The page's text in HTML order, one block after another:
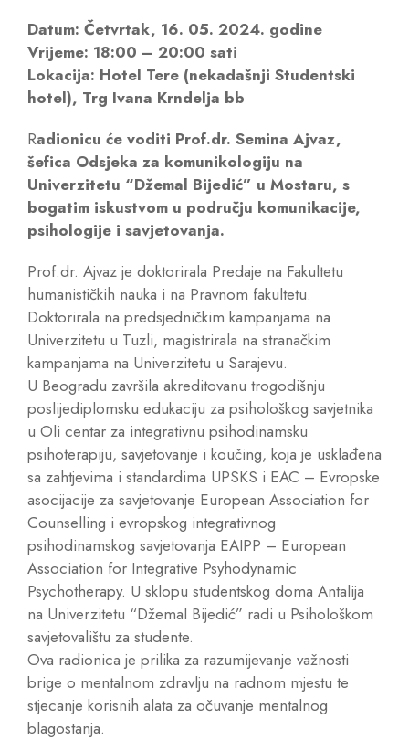
Datum: Četvrtak, 16. 05. 2024. godine
Vrijeme: 18:00 – 20:00 sati
Lokacija: Hotel Tere (nekadašnji Studentski
hotel), Trg Ivana Krndelja bb
Radionicu će voditi Prof.dr. Semina Ajvaz,
šefica Odsjeka za komunikologiju na
Univerzitetu “Džemal Bijedić” u Mostaru, s
bogatim iskustvom u području komunikacije,
psihologije i savjetovanja.
Prof.dr. Ajvaz je doktorirala Predaje na Fakultetu
humanističkih nauka i na Pravnom fakultetu.
Doktorirala na predsjedničkim kampanjama na
Univerzitetu u Tuzli, magistrirala na stranačkim
kampanjama na Univerzitetu u Sarajevu.
U Beogradu završila akreditovanu trogodišnju
poslijediplomsku edukaciju za psihološkog savjetnika
u Oli centar za integrativnu psihodinamsku
psihoterapiju, savjetovanje i koučing, koja je usklađena
sa zahtjevima i standardima UPSKS i EAC – Evropske
asocijacije za savjetovanje European Association for
Counselling i evropskog integrativnog
psihodinamskog savjetovanja EAIPP – European
Association for Integrative Psyhodynamic
Psychotherapy. U sklopu studentskog doma Antalija
na Univerzitetu “Džemal Bijedić” radi u Psihološkom
savjetovalištu za studente.
Ova radionica je prilika za razumijevanje važnosti
brige o mentalnom zdravlju na radnom mjestu te
stjecanje korisnih alata za očuvanje mentalnog
blagostanja.